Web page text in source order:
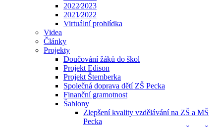
2022⁄2023
2021⁄2022
Virtuální prohlídka
Videa
Články
Projekty
Doučování žáků do škol
Projekt Edison
Projekt Štemberka
Společná doprava dětí ZŠ Pecka
Finanční gramotnost
Šablony
Zlepšení kvality vzdělávání na ZŠ a MŠ
Pecka